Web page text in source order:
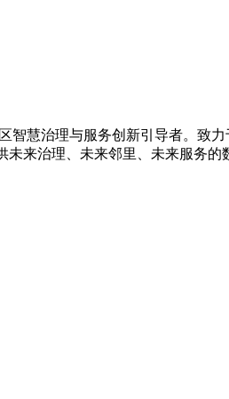
慧治理与服务创新引导者。致
来治理、未来邻里、未来服务的